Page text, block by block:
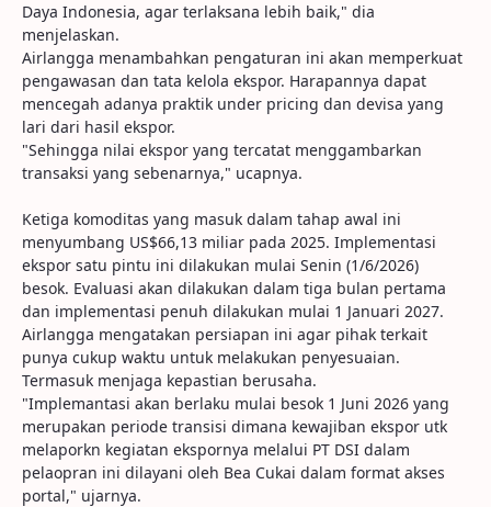
Daya Indonesia, agar terlaksana lebih baik," dia
menjelaskan.
Airlangga menambahkan pengaturan ini akan memperkuat
pengawasan dan tata kelola ekspor. Harapannya dapat
mencegah adanya praktik under pricing dan devisa yang
lari dari hasil ekspor.
"Sehingga nilai ekspor yang tercatat menggambarkan
transaksi yang sebenarnya," ucapnya.
Ketiga komoditas yang masuk dalam tahap awal ini
menyumbang US$66,13 miliar pada 2025. Implementasi
ekspor satu pintu ini dilakukan mulai Senin (1/6/2026)
besok. Evaluasi akan dilakukan dalam tiga bulan pertama
dan implementasi penuh dilakukan mulai 1 Januari 2027.
Airlangga mengatakan persiapan ini agar pihak terkait
punya cukup waktu untuk melakukan penyesuaian.
Termasuk menjaga kepastian berusaha.
"Implemantasi akan berlaku mulai besok 1 Juni 2026 yang
merupakan periode transisi dimana kewajiban ekspor utk
melaporkn kegiatan ekspornya melalui PT DSI dalam
pelaopran ini dilayani oleh Bea Cukai dalam format akses
portal," ujarnya.